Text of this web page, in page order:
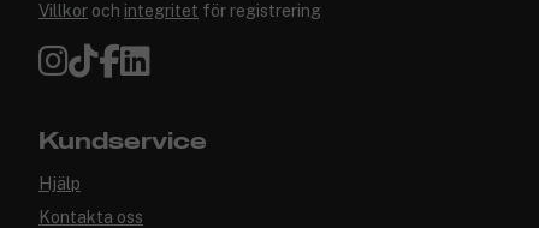
Villkor och integritet för registrering
Kundservice
Hjälp
Kontakta oss